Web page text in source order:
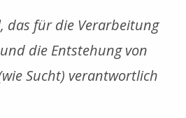
das für die Verarbeitung
die Entstehung von
Sucht) verantwortlich